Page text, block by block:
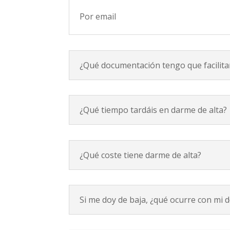
Por email
¿Qué documentación tengo que
¿Qué tiempo tardáis en darme de alta?
¿Qué coste tiene darme de alta?
Si me doy de baja, ¿qué ocurre con mi